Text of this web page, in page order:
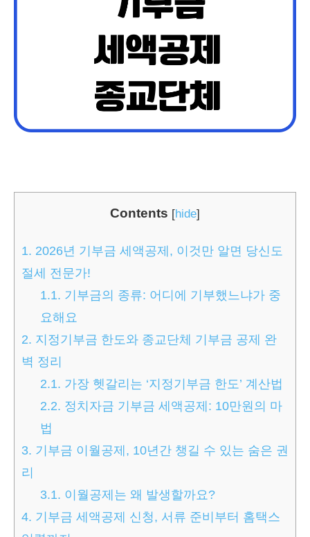
Contents [hide]
1. 2026년 기부금 세액공제, 이것만 알면 당신도
절세 전문가!
1.1. 기부금의 종류: 어디에 기부했느냐가 중
요해요
2. 지정기부금 한도와 종교단체 기부금 공제 완
벽 정리
2.1. 가장 헷갈리는 ‘지정기부금 한도’ 계산법
2.2. 정치자금 기부금 세액공제: 10만원의 마
법
3. 기부금 이월공제, 10년간 챙길 수 있는 숨은 권
리
3.1. 이월공제는 왜 발생할까요?
4. 기부금 세액공제 신청, 서류 준비부터 홈택스